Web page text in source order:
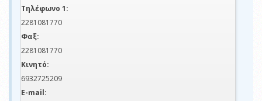
Τηλέφωνο 1:
2281081770
Φαξ:
2281081770
Κινητό:
6932725209
E-mail: